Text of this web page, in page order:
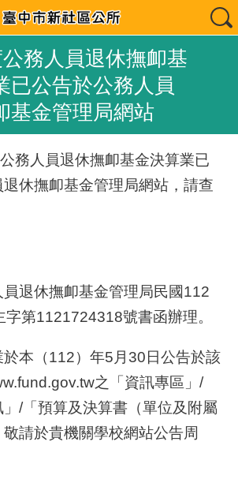
務人員退休撫卹基
已公告於公務人員
基金管理局網站
務人員退休撫卹基金決算業已
休撫卹基金管理局網站，請查
退休撫卹基金管理局民國112
第1121724318號書函辦理。
於本（112）年5月30日公告於該
之「資訊專區」/
」/「預算及決算書（單位及附屬
請於貴機關學校網站公告周